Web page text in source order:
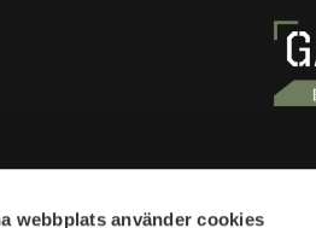
webbplats använder cookies